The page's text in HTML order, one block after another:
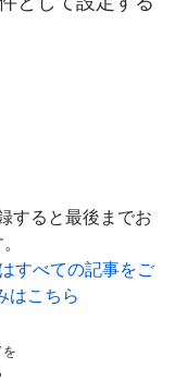
すると最後までお
すべての記事をご
はこちら